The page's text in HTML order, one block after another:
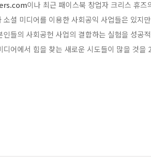
이나 최근 패이스북 창업자 크리스 휴즈
소셜 미디어를 이용한 사회공익 사업들은 있지
들의 사회공헌 사업의 결합하는 실험을 성공
디어에서 힘을 찾는 새로운 시도들이 많을 것을